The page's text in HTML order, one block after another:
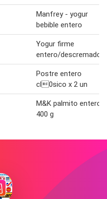
Manfrey - yogur
bebible entero
Yogur firme
entero/descremado
Postre entero
cl0sico x 2 un
M&K palmito entero
400 g